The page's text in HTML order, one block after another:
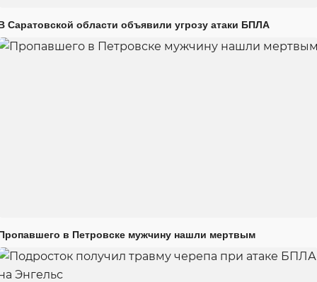
Саратовской области объявили угрозу атаки БПЛА
в Петровске мужчину нашли мертвым